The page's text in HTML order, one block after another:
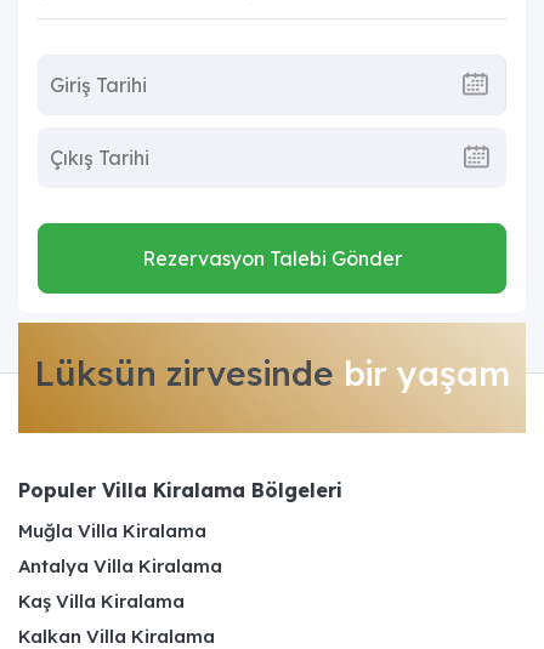
Rezervasyon Talebi Gönder
Lüksün zirvesinde bir yaşam
Populer Villa Kiralama Bölgeleri
Muğla Villa Kiralama
Antalya Villa Kiralama
Kaş Villa Kiralama
Kalkan Villa Kiralama